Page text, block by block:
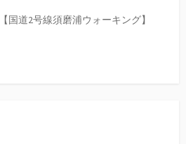
国道2号線須磨浦ウォーキング】